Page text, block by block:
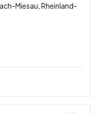
Miesau, Rheinland-